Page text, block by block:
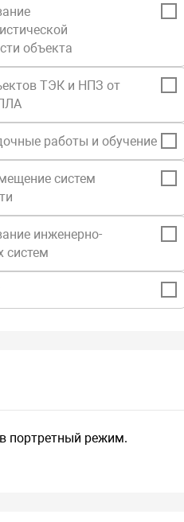
объекта
ТЭК и НПЗ от
работы и обучение
систем
инженерно-
систем
портретный режим.